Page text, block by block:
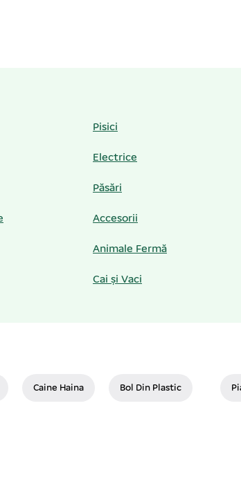
Pisici
Electrice
Păsări
Accesorii
Animale Fermă
Cai și Vaci
Caine Haina Bol Din Plastic